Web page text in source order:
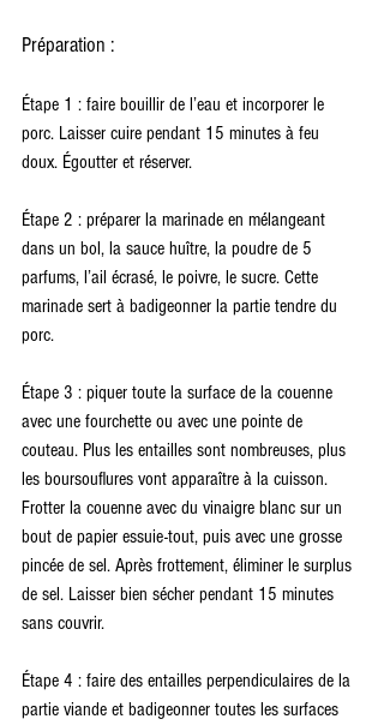
Préparation :
Étape 1 : faire bouillir de l’eau et incorporer le
porc. Laisser cuire pendant 15 minutes à feu
doux. Égoutter et réserver.
Étape 2 : préparer la marinade en mélangeant
dans un bol, la sauce huître, la poudre de 5
parfums, l’ail écrasé, le poivre, le sucre. Cette
marinade sert à badigeonner la partie tendre du
porc.
Étape 3 : piquer toute la surface de la couenne
avec une fourchette ou avec une pointe de
couteau. Plus les entailles sont nombreuses, plus
les boursouflures vont apparaître à la cuisson.
Frotter la couenne avec du vinaigre blanc sur un
bout de papier essuie-tout, puis avec une grosse
pincée de sel. Après frottement, éliminer le surplus
de sel. Laisser bien sécher pendant 15 minutes
sans couvrir.
Étape 4 : faire des entailles perpendiculaires de la
partie viande et badigeonner toutes les surfaces